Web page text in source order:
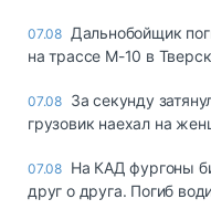
07.08 Дальнобойщик
на трассе М-10 в
07.08 За секунду
грузовик наехал на
07.08 На КАД фургоны
друг о друга. Погиб